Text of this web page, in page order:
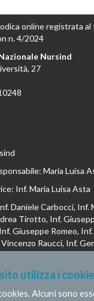
online registrata al
n. 4/2024
Nursind
27
Maria Luisa
Inf. Maria Luisa Asta
Daniele Carbocci, Inf.
Tirotto, Inf.
Giuseppe Romeo, Inf.
Raucci, Inf.
Barone , Inf.
Inf. Fausta Pileri
utilizza i
Alcuni sono